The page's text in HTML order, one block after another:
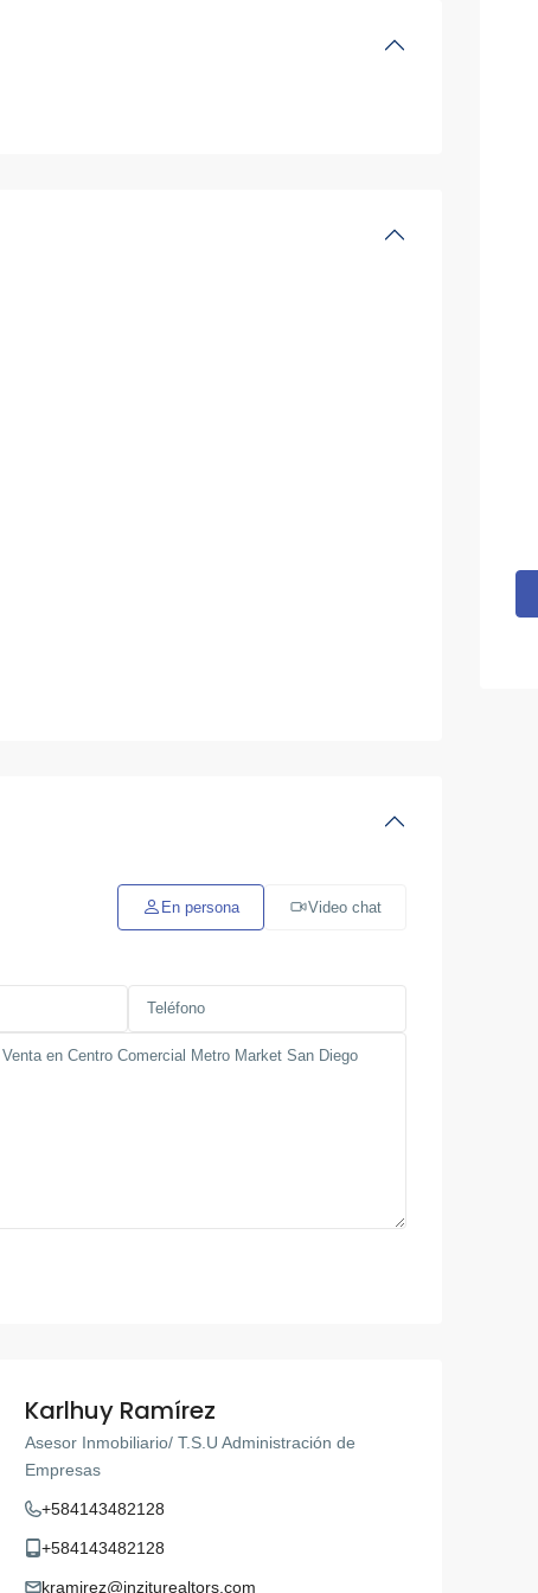
En persona Video chat
Karlhuy Ramírez
Asesor Inmobiliario/ T.S.U Administración de
Empresas
+584143482128
+584143482128
kramirez@inziturealtors.com